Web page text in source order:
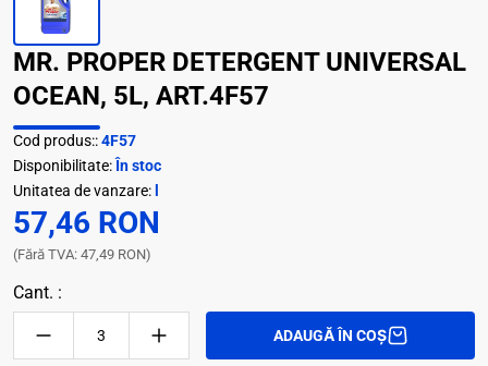
MR. PROPER DETERGENT UNIVERSAL
OCEAN, 5L, ART.4F57
Cod produs::4F57
Disponibilitate: În stoc
Unitatea de vanzare:
57,46 RON
(Fără TVA: 47,49 RON)
Cant. :
ADAUGĂ ÎN COȘ